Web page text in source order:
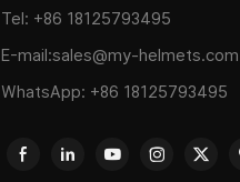
Tel: +86 18125793495
E-mail:sales@my-helmets.com
WhatsApp: +86 18125793495